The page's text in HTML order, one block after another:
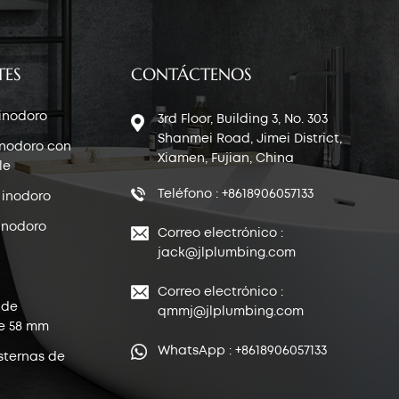
con
58 mm
de
CONTÁCTENOS
3rd Floor, Building 3, No. 303
Shanmei Road, Jimei District,
Xiamen, Fujian, China
Teléfono : +8618906057133
Correo electrónico :
jack@jlplumbing.com
Correo electrónico :
qmmj@jlplumbing.com
WhatsApp : +8618906057133